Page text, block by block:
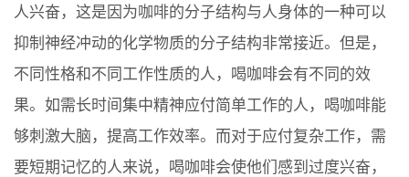
人兴奋，这是因为咖啡的分子结构与人身体的一种可以
抑制神经冲动的化学物质的分子结构非常接近。但是，
不同性格和不同工作性质的人，喝咖啡会有不同的效
果。如需长时间集中精神应付简单工作的人，喝咖啡能
够刺激大脑，提高工作效率。而对于应付复杂工作，需
要短期记忆的人来说，喝咖啡会使他们感到过度兴奋，